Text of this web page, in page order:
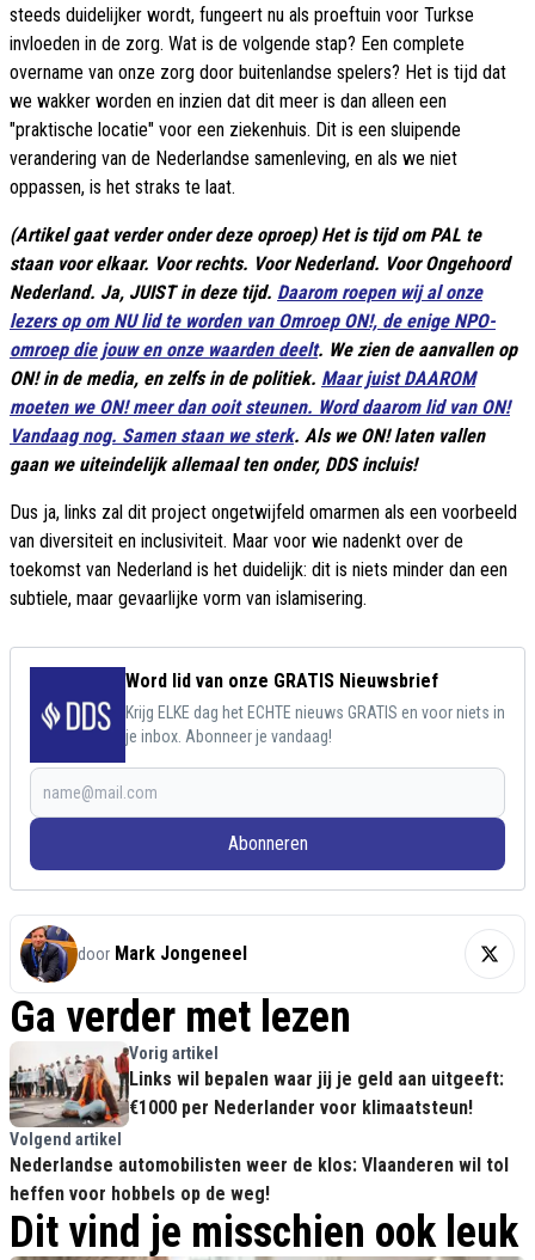
steeds duidelijker wordt, fungeert nu als proeftuin voor Turkse
invloeden in de zorg. Wat is de volgende stap? Een complete
overname van onze zorg door buitenlandse spelers? Het is tijd dat
we wakker worden en inzien dat dit meer is dan alleen een
"praktische locatie" voor een ziekenhuis. Dit is een sluipende
verandering van de Nederlandse samenleving, en als we niet
oppassen, is het straks te laat.
(Artikel gaat verder onder deze oproep) Het is tijd om PAL te
staan voor elkaar. Voor rechts. Voor Nederland. Voor Ongehoord
Nederland. Ja, JUIST in deze tijd. Daarom roepen wij al onze
lezers op om NU lid te worden van Omroep ON!, de enige NPO-
omroep die jouw en onze waarden deelt. We zien de aanvallen op
ON! in de media, en zelfs in de politiek. Maar juist DAAROM
moeten we ON! meer dan ooit steunen. Word daarom lid van ON!
Vandaag nog. Samen staan we sterk. Als we ON! laten vallen
gaan we uiteindelijk allemaal ten onder, DDS incluis!
Dus ja, links zal dit project ongetwijfeld omarmen als een voorbeeld
van diversiteit en inclusiviteit. Maar voor wie nadenkt over de
toekomst van Nederland is het duidelijk: dit is niets minder dan een
subtiele, maar gevaarlijke vorm van islamisering.
Word lid van onze GRATIS Nieuwsbrief
Krijg ELKE dag het ECHTE nieuws GRATIS en voor niets in
je inbox. Abonneer je vandaag!
Abonneren
door Mark Jongeneel
Ga verder met lezen
Vorig artikel
Links wil bepalen waar jij je geld aan uitgeeft:
€1000 per Nederlander voor klimaatsteun!
Volgend artikel
Nederlandse automobilisten weer de klos: Vlaanderen wil tol
heffen voor hobbels op de weg!
Dit vind je misschien ook leuk